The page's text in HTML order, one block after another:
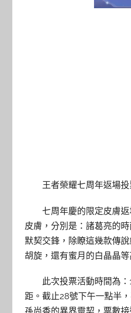
王者榮耀七周年返場投
七周年慶的限定皮膚
皮膚，分別是：諸葛亮的
默契交鋒，除瞭這幾款傳
胡旋，還有蜜月的白晶晶
此次投票活動時間為
距。截止28號下午一點半
孫尚香的異界靈契，票數